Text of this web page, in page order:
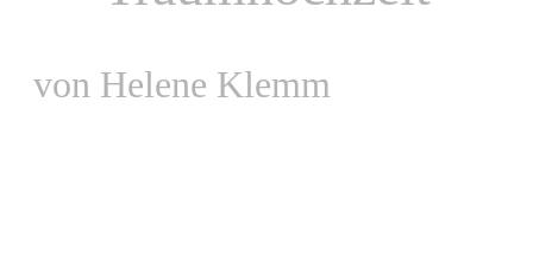
von Helene Klemm